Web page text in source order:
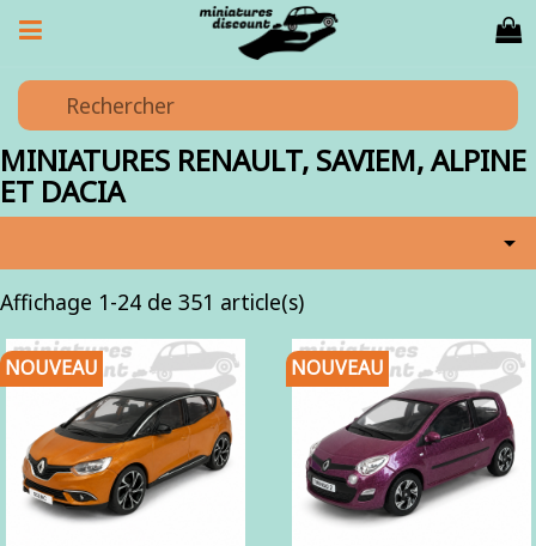
MINIATURES RENAULT, SAVIEM, ALPINE
ET DACIA

Affichage 1-24 de 351 article(s)
NOUVEAU NOUVEAU